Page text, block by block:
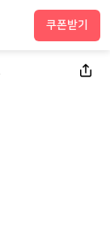
쿠폰받기